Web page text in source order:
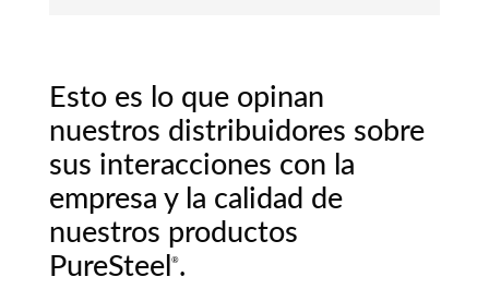
Esto es lo que opinan
nuestros distribuidores sobre
sus interacciones con la
empresa y la calidad de
nuestros productos
PureSteel
®.